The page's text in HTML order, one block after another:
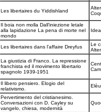
Les libertaires du Yiddishland
Il boia non molla Dall'iniezione letale
alla lapidazione La pena di morte nel
mondo
Les libertaires dans l'affaire Dreyfus
Le
La giustizia di Franco. La repressione
franchista ed il movimento libertario
spagnolo 1939-1951
Il libero pensiero. Elogio del
relativismo.
Pervertimento del cristianesimo.
Conversazioni con D. Cayley su
vangelo, chiesa, modernità